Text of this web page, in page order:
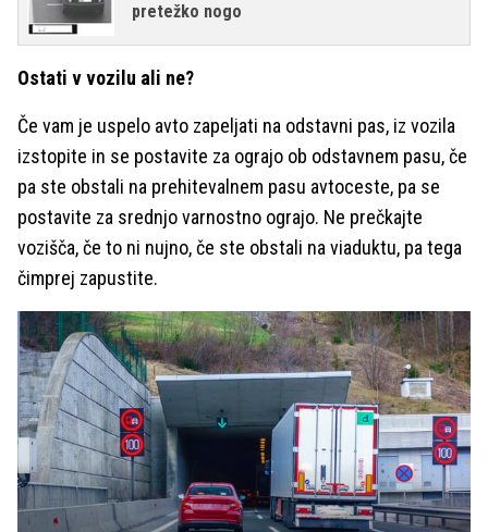
pretežko nogo
Ostati v vozilu ali ne?
Če vam je uspelo avto zapeljati na odstavni pas, iz vozila
izstopite in se postavite za ograjo ob odstavnem pasu, če
pa ste obstali na prehitevalnem pasu avtoceste, pa se
postavite za srednjo varnostno ograjo. Ne prečkajte
vozišča, če to ni nujno, če ste obstali na viaduktu, pa tega
čimprej zapustite.